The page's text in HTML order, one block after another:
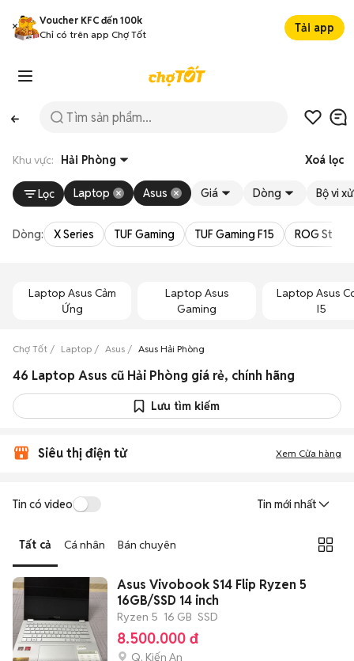
Voucher KFC đến 100k
Chỉ có trên app Chợ Tốt
Tải app
Khu vực: Hải Phòng Xoá lọc
Lọc Laptop Asus Giá Dòng Bộ vi
Dòng: X Series TUF Gaming TUF Gaming F15 ROG Strix
Laptop Asus Cảm
Ứng
Laptop Asus
Gaming
Laptop Asus
I5
Chợ Tốt Laptop Asus Asus Hải Phòng
46 Laptop Asus cũ Hải Phòng giá rẻ, chính hãng
Lưu tìm kiếm
Siêu thị điện tử Xem Cửa hàng
Tin có video Tin mới nhất
Tất cả Cá nhân Bán chuyên
Asus Vivobook S14 Flip Ryzen 5
16GB/SSD 14 inch
Ryzen 5 16 GB SSD
8.500.000 đ
Q. Kiến An